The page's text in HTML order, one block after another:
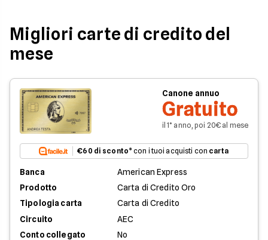
Migliori carte di credito del
mese
Canone annuo
Gratuito
il 1° anno, poi 20€ al mese
€60 di sconto* con i tuoi acquisti con carta
Banca
American Express
Prodotto
Carta di Credito Oro
Tipologia carta
Carta di Credito
Circuito
AEC
Conto collegato
No